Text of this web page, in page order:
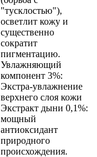
"тусклостью"),
осветлит кожу и
существенно
сократит
пигментацию.
Увлажняющий
компонент 3%:
Экстра-увлажнение
верхнего слоя кожи
Экстракт дыни 0,1%:
мощный
антиоксидант
природного
происхождения.